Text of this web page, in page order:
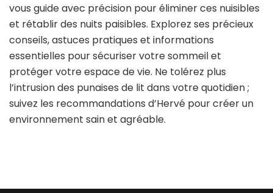
vous guide avec précision pour éliminer ces nuisibles
et rétablir des nuits paisibles. Explorez ses précieux
conseils, astuces pratiques et informations
essentielles pour sécuriser votre sommeil et
protéger votre espace de vie. Ne tolérez plus
l’intrusion des punaises de lit dans votre quotidien ;
suivez les recommandations d’Hervé pour créer un
environnement sain et agréable.